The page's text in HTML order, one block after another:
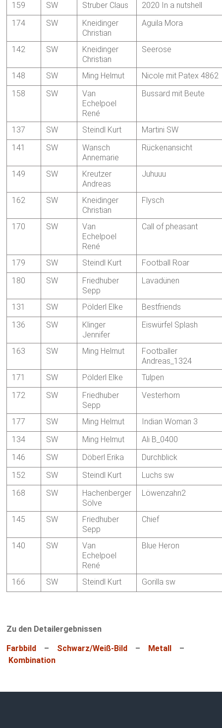
159 SW Struber Claus
2020 In a nutshell
174
SW
Kneidinger
Christian
Aguila Mora
142 SW
Kneidinger
Christian
Seerose
148 SW Ming Helmut
Nicole mit Patex 4862
158
SW
Van
Echelpoel
René
Bussard mit Beute
137 SW Steindl Kurt
Martini SW
141
SW
Wansch
Annemarie
Rückenansicht
149 SW
Kreutzer
Andreas
Juhuuu
162 SW
Kneidinger
Christian
Flysch
170 SW
Van
Echelpoel
René
Call of pheasant
179 SW Steindl Kurt
Football Roar
180
SW
Friedhuber
Sepp
Lavadünen
131 SW Pölderl Elke
Bestfriends
136
SW
Klinger
Jennifer
Eiswürfel Splash
163 SW Ming Helmut
Footballer
Andreas_1324
171
SW Pölderl Elke
Tulpen
172
SW
Friedhuber
Sepp
Vesterhorn
177 SW Ming Helmut
Indian Woman 3
134
SW Ming Helmut
Ali B_0400
146
SW Döberl Erika
Durchblick
152
SW Steindl Kurt
Luchs sw
168
SW
Hachenberger
Sölve
Löwenzahn2
145 SW
Friedhuber
Sepp
Chief
140 SW
Van
Echelpoel
René
Blue Heron
166 SW Steindl Kurt Gorilla sw
Zu den Detailergebnissen
Farbbild – Schwarz/Weiß-Bild – Metall –
Kombination